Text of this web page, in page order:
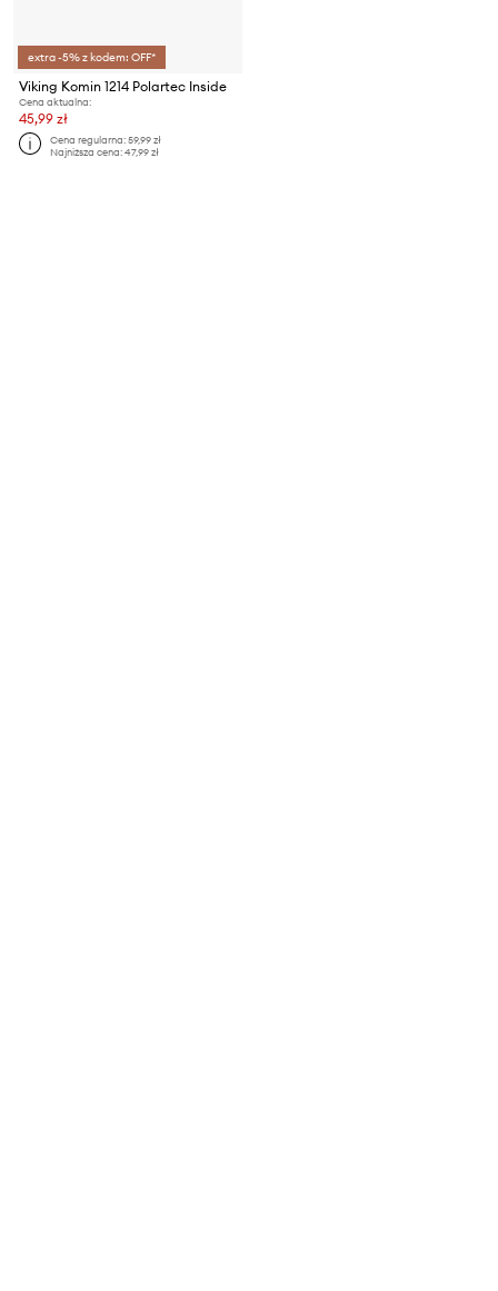
extra -5% z kodem: OFF*
Viking Komin 1214 Polartec Inside
Cena aktualna:
45,99 zł
Cena regularna:59,99 zł
Najniższa cena:47,99 zł